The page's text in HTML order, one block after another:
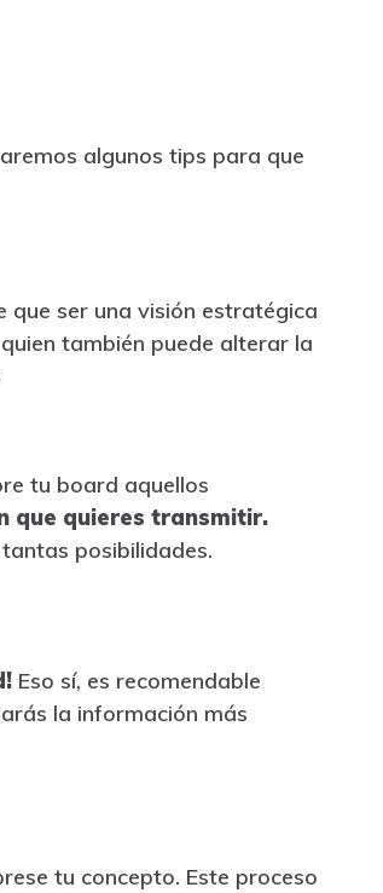
algunos tips para que
que ser una visión estratégica
también puede alterar la
tu board aquellos
que quieres transmitir.
posibilidades.
Eso sí, es recomendable
la información más
tu concepto. Este proceso